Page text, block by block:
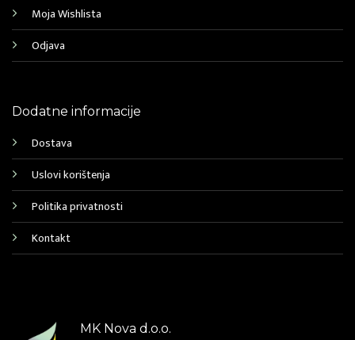
Moja Wishlista
Odjava
Dodatne informacije
Dostava
Uslovi korištenja
Politika privatnosti
Kontakt
MK Nova d.o.o.